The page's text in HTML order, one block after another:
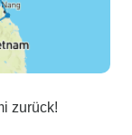
zurück!